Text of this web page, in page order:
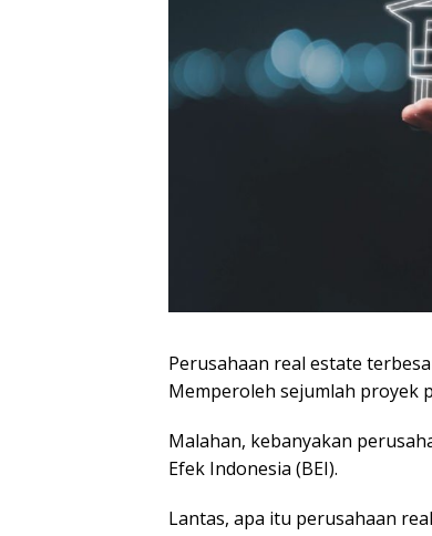
Perusahaan real estate
Memperoleh sejumlah proyek
Malahan, kebanyakan
Efek Indonesia (BEI).
Lantas, apa itu perusahaan